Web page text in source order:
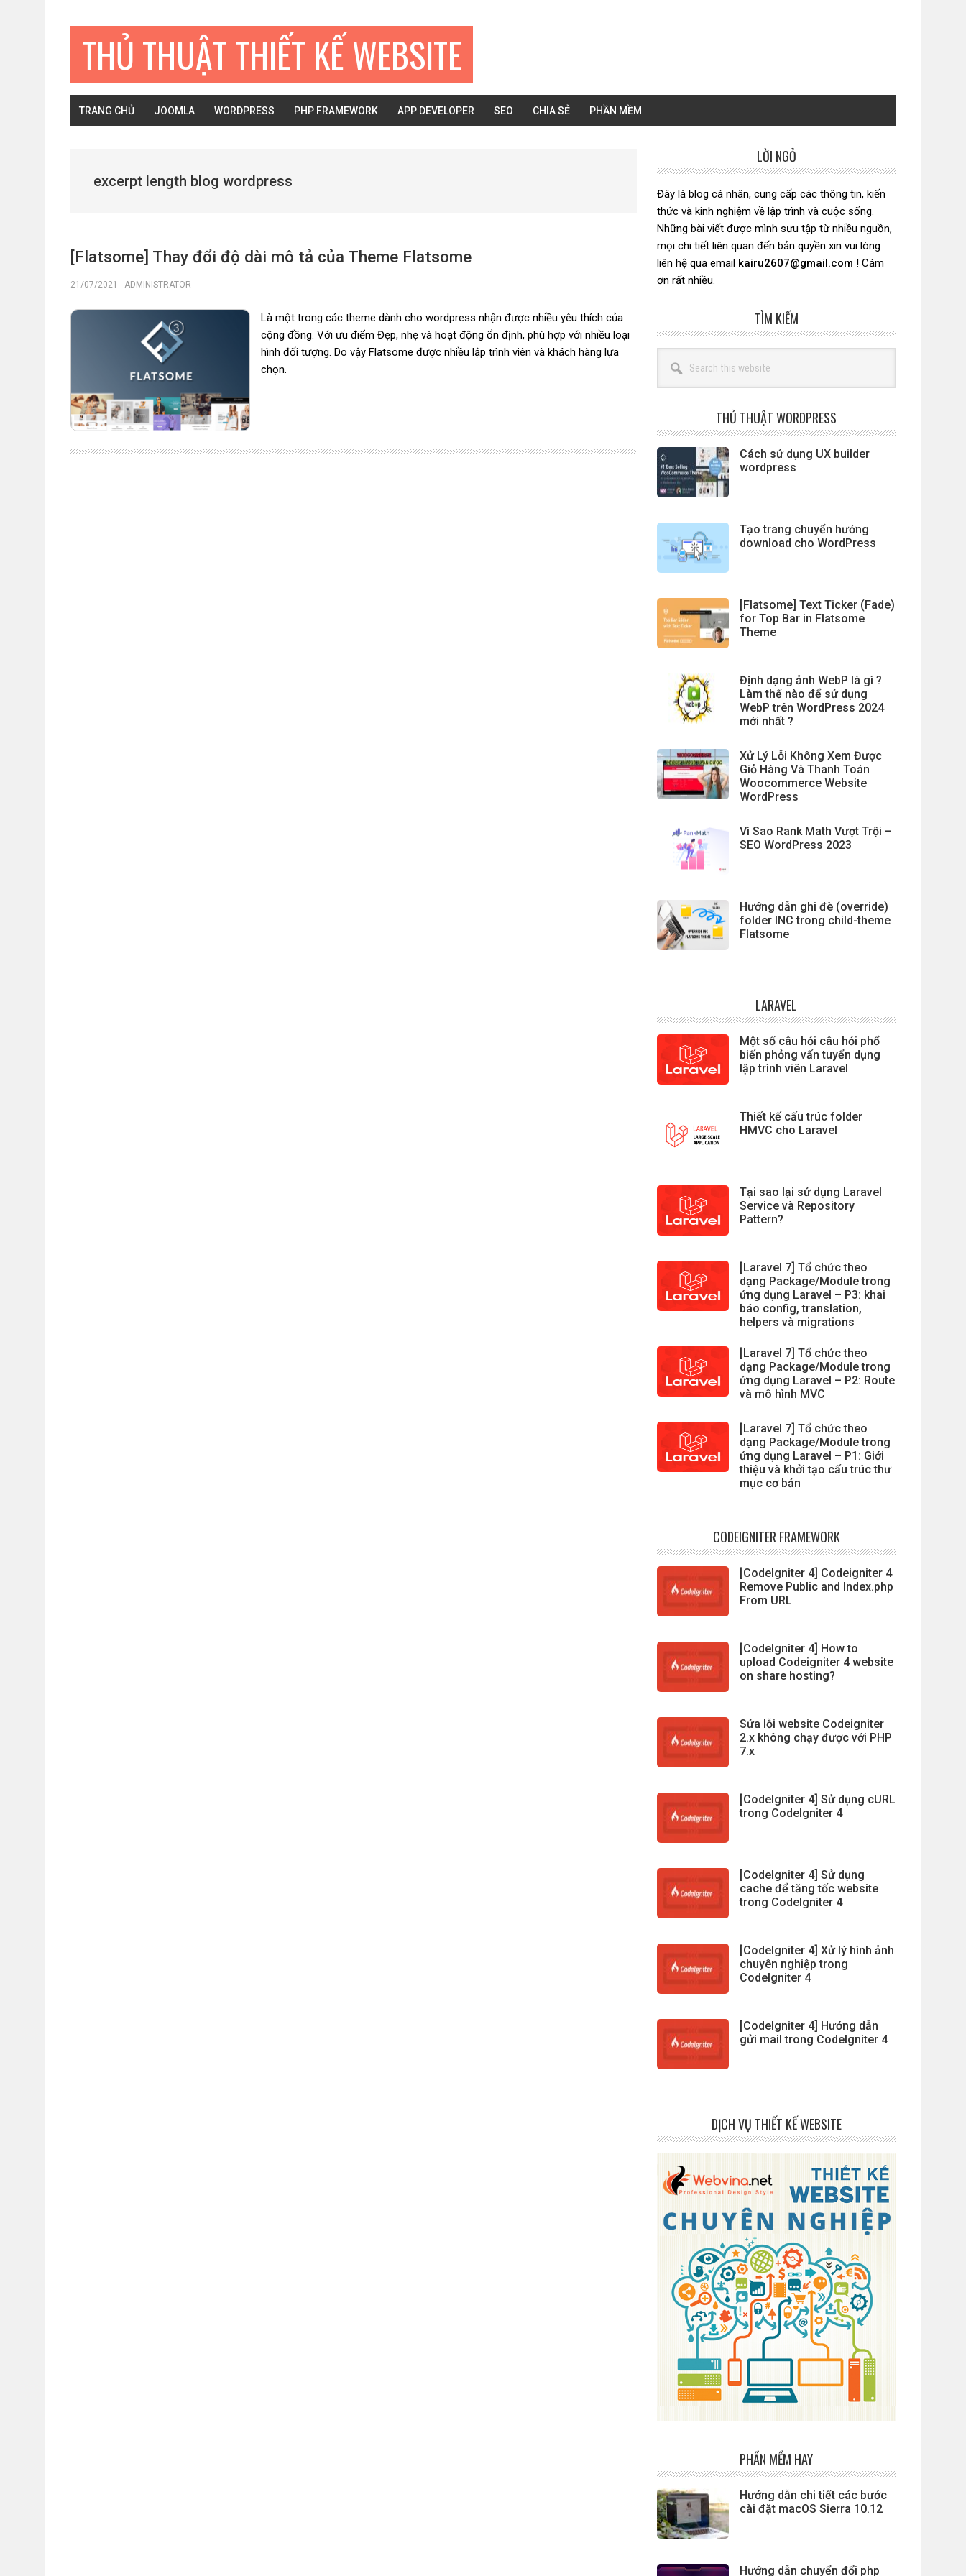
THỦ THUẬT THIẾT KẾ WEBSITE
TRANG CHỦ JOOMLA WORDPRESS PHP FRAMEWORK APP DEVELOPER SEO CHIA SẺ PHẦN MỀM
excerpt length blog wordpress
[Flatsome] Thay đổi độ dài mô tả của Theme Flatsome
21/07/2021 - ADMINISTRATOR
Là một trong các theme dành cho wordpress nhận được nhiều yêu thích của
cộng đồng. Với ưu điểm Đẹp, nhẹ và hoạt động ổn định, phù hợp với nhiều loại
hình đối tượng. Do vậy Flatsome được nhiều lập trình viên và khách hàng lựa
chọn.
chính
LỜI NGỎ
Đây là blog cá nhân, cung cấp các thông tin, kiến
thức và kinh nghiệm về lập trình và cuộc sống.
Những bài viết được mình sưu tập từ nhiều nguồn,
mọi chi tiết liên quan đến bản quyền xin vui lòng
liên hệ qua email kairu2607@gmail.com ! Cám
ơn rất nhiều.
TÌM KIẾM
this
website
THỦ THUẬT WORDPRESS
Cách sử dụng UX builder
wordpress
Tạo trang chuyển hướng
download cho WordPress
[Flatsome] Text Ticker (Fade)
for Top Bar in Flatsome
Theme
Định dạng ảnh WebP là gì ?
Làm thế nào để sử dụng
WebP trên WordPress 2024
mới nhất ?
Xử Lý Lỗi Không Xem Được
Giỏ Hàng Và Thanh Toán
Woocommerce Website
WordPress
Vì Sao Rank Math Vượt Trội –
SEO WordPress 2023
Hướng dẫn ghi đè (override)
folder INC trong child-theme
Flatsome
LARAVEL
Một số câu hỏi câu hỏi phổ
biến phỏng vấn tuyển dụng
lập trình viên Laravel
Thiết kế cấu trúc folder
HMVC cho Laravel
Tại sao lại sử dụng Laravel
Service và Repository
Pattern?
[Laravel 7] Tổ chức theo
dạng Package/Module trong
ứng dụng Laravel – P3: khai
báo config, translation,
helpers và migrations
[Laravel 7] Tổ chức theo
dạng Package/Module trong
ứng dụng Laravel – P2: Route
và mô hình MVC
[Laravel 7] Tổ chức theo
dạng Package/Module trong
ứng dụng Laravel – P1: Giới
thiệu và khởi tạo cấu trúc thư
mục cơ bản
CODEIGNITER FRAMEWORK
[CodeIgniter 4] Codeigniter 4
Remove Public and Index.php
From URL
[CodeIgniter 4] How to
upload Codeigniter 4 website
on share hosting?
Sửa lỗi website Codeigniter
2.x không chạy được với PHP
7.x
[CodeIgniter 4] Sử dụng cURL
trong CodeIgniter 4
[CodeIgniter 4] Sử dụng
cache để tăng tốc website
trong CodeIgniter 4
[CodeIgniter 4] Xử lý hình ảnh
chuyên nghiệp trong
CodeIgniter 4
[CodeIgniter 4] Hướng dẫn
gửi mail trong CodeIgniter 4
DỊCH VỤ THIẾT KẾ WEBSITE
PHẦN MỀM HAY
Hướng dẫn chi tiết các bước
cài đặt macOS Sierra 10.12
Hướng dẫn chuyển đổi php